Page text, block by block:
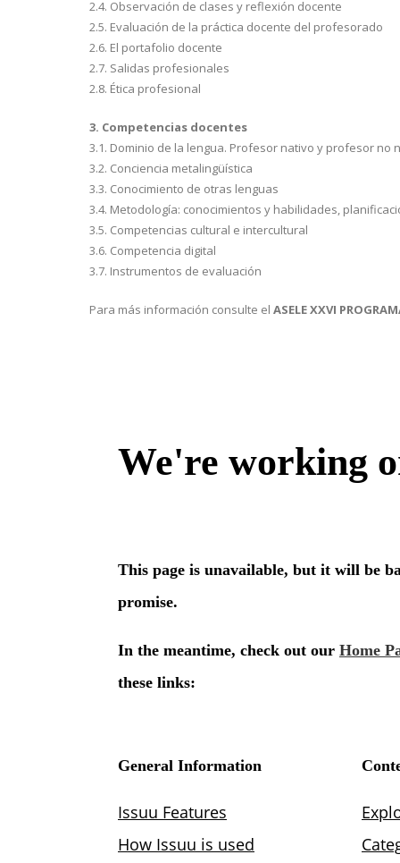
2.4. Observación de clases y reflexión docente
2.5. Evaluación de la práctica docente del profesorado
2.6. El portafolio docente
2.7. Salidas profesionales
2.8. Ética profesional
3. Competencias docentes
3.1. Dominio de la lengua. Profesor nativo y profesor no
3.2. Conciencia metalingüística
3.3. Conocimiento de otras lenguas
3.4. Metodología: conocimientos y habilidades,
3.5. Competencias cultural e intercultural
3.6. Competencia digital
3.7. Instrumentos de evaluación
Para más información consulte el ASELE XXVI